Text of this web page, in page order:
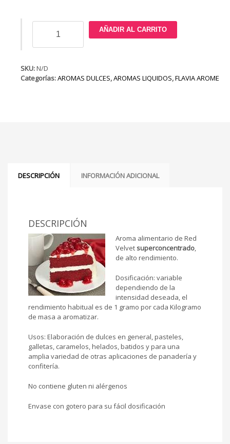
Red
AÑADIR AL CARRITO
SKU:N/D
Categorías:AROMAS DULCES,AROMAS LIQUIDOS,FLAVIA AROME
DESCRIPCIÓN INFORMACIÓN ADICIONAL
DESCRIPCIÓN
Aroma alimentario de Red
Velvetsuperconcentrado
de alto rendimiento.
Dosificación: variable
dependiendo de la
intensidad deseada, el
rendimiento habitual es de 1 gramo por cada Kilogramo
de masa a aromatizar.
Usos: Elaboración de dulces en general, pasteles,
galletas, caramelos, helados, batidos y para una
amplia variedad de otras aplicaciones de panadería y
confitería.
No contiene gluten ni alérgenos
Envase con gotero para su fácil dosificación